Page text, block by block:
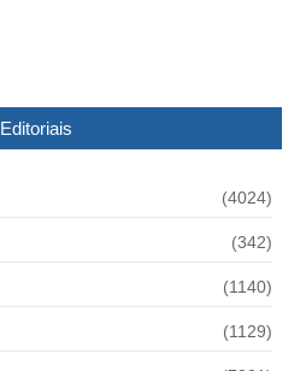
Editoriais
(4024)
(342)
(1140)
(1129)